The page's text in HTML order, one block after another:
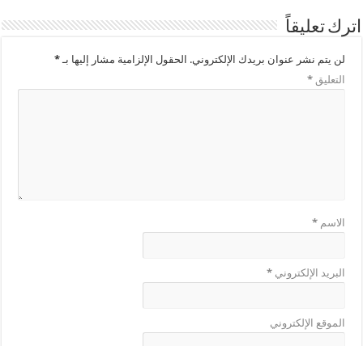
اترك تعليقاً
لن يتم نشر عنوان بريدك الإلكتروني. الحقول الإلزامية مشار إليها بـ*
التعليق*
الاسم*
البريد الإلكتروني*
الموقع الإلكتروني